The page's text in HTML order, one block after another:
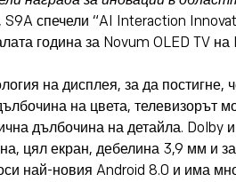
спечели “AI Interaction
година за Novum OLED TV
на дисплея, за да
на цвета,
дълбочина на детайла. Dolby
цял екран, дебелина 3,9 мм и
най-новия Android 8.0 и има